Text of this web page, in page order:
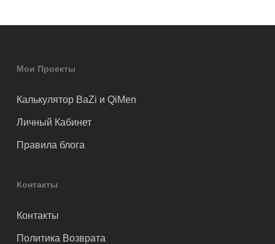
Мои Проекты
Калькулятор BaZi и QiMen
Личный Кабинет
Правила блога
Контакты
Контакты
Политика Возврата